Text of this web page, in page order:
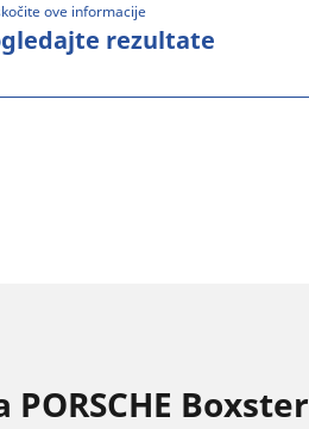
ove informacije
rezultate
Boxster